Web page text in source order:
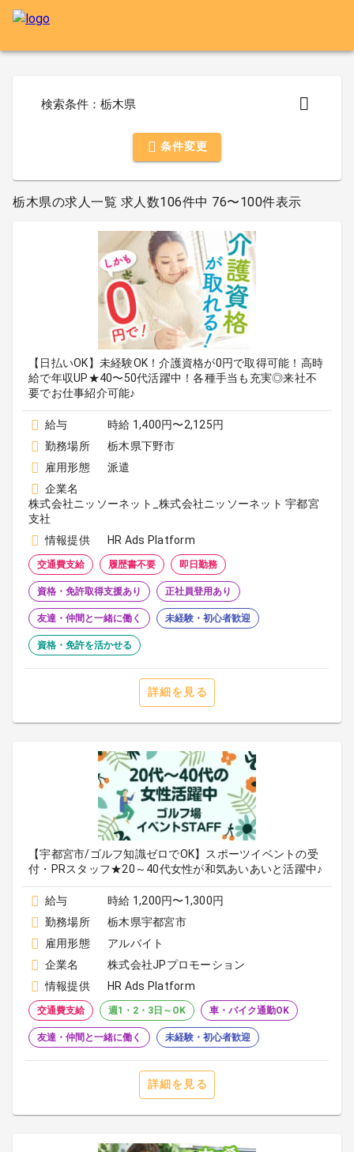
検索条件：栃木県
条件変更
栃木県の求人一覧 求人数106件中 76〜100件表示
【日払いOK】未経験OK！介護資格が0円で取得可能！高時
給で年収UP★40〜50代活躍中！各種手当も充実◎来社不
要でお仕事紹介可能♪
給与
時給 1,400円〜2,125円
勤務場所
栃木県下野市
雇用形態
派遣
企業名
株式会社ニッソーネット_株式会社ニッソーネット 宇都宮
支社
情報提供
HR Ads Platform
交通費支給 履歴書不要 即日勤務
資格・免許取得支援あり 正社員登用あり
友達・仲間と一緒に働く 未経験・初心者歓迎
資格・免許を活かせる
詳細を見る
【宇都宮市/ゴルフ知識ゼロでOK】スポーツイベントの受
付・PRスタッフ★20～40代女性が和気あいあいと活躍中♪
給与
時給 1,200円〜1,300円
勤務場所
栃木県宇都宮市
雇用形態
アルバイト
企業名
株式会社JPプロモーション
情報提供
HR Ads Platform
交通費支給 週1・2・3日～OK 車・バイク通勤OK
友達・仲間と一緒に働く 未経験・初心者歓迎
詳細を見る